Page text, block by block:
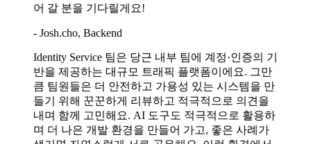
어 갈 분을 기다릴게요!
- Josh.cho, Backend
Identity Service 팀은 당근 내부 팀에 계정·인증의 기
반을 제공하는 대규모 트래픽 플랫폼이에요. 그만
큼 팀원들은 더 안전하고 가용성 있는 시스템을 만
들기 위해 꾼꾼하게 리뷰하고 적극적으로 의견을
내며 함께 고민해요. AI 도구도 적극적으로 활용하
며 더 나은 개발 환경을 만들어 가고, 좋은 사례가